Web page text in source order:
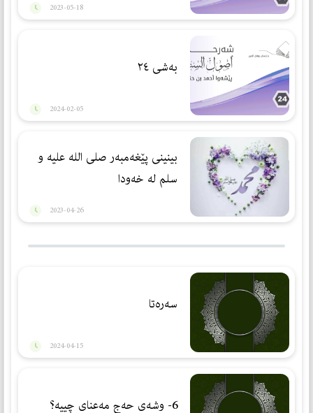
2023-05-18
بەشی ٢٤
2024-02-05
بینینی پێغەمبەر صلی الله علیه و
سلم لە خەودا
2023-04-26
سەرەتا
2024-04-15
6- وشەی حەج مەعنای چییە؟